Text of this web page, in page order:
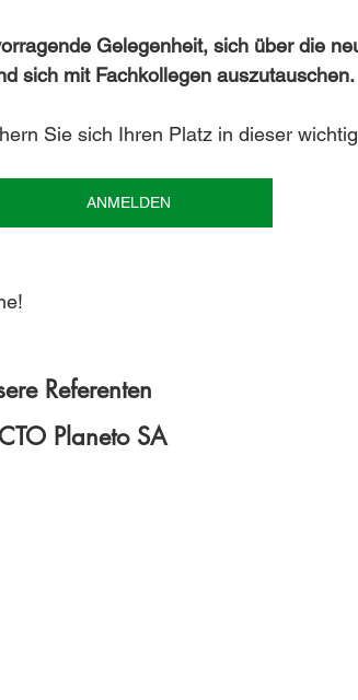
Gelegenheit, sich über die
sich mit Fachkollegen auszutauschen.
Sie sich Ihren Platz in dieser
ANMELDEN
Referenten
Planeto SA